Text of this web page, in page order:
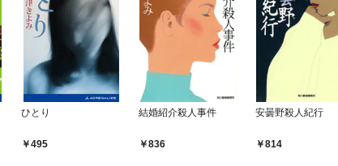
ひとり
495
結婚紹介殺人事件
836
安曇野殺人紀行
814